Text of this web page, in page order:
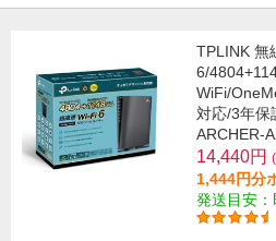
TPLINK 無
6/
WiFi/
対応/3年保
ARCHER-
14,440円
1,444円分
発送目安：